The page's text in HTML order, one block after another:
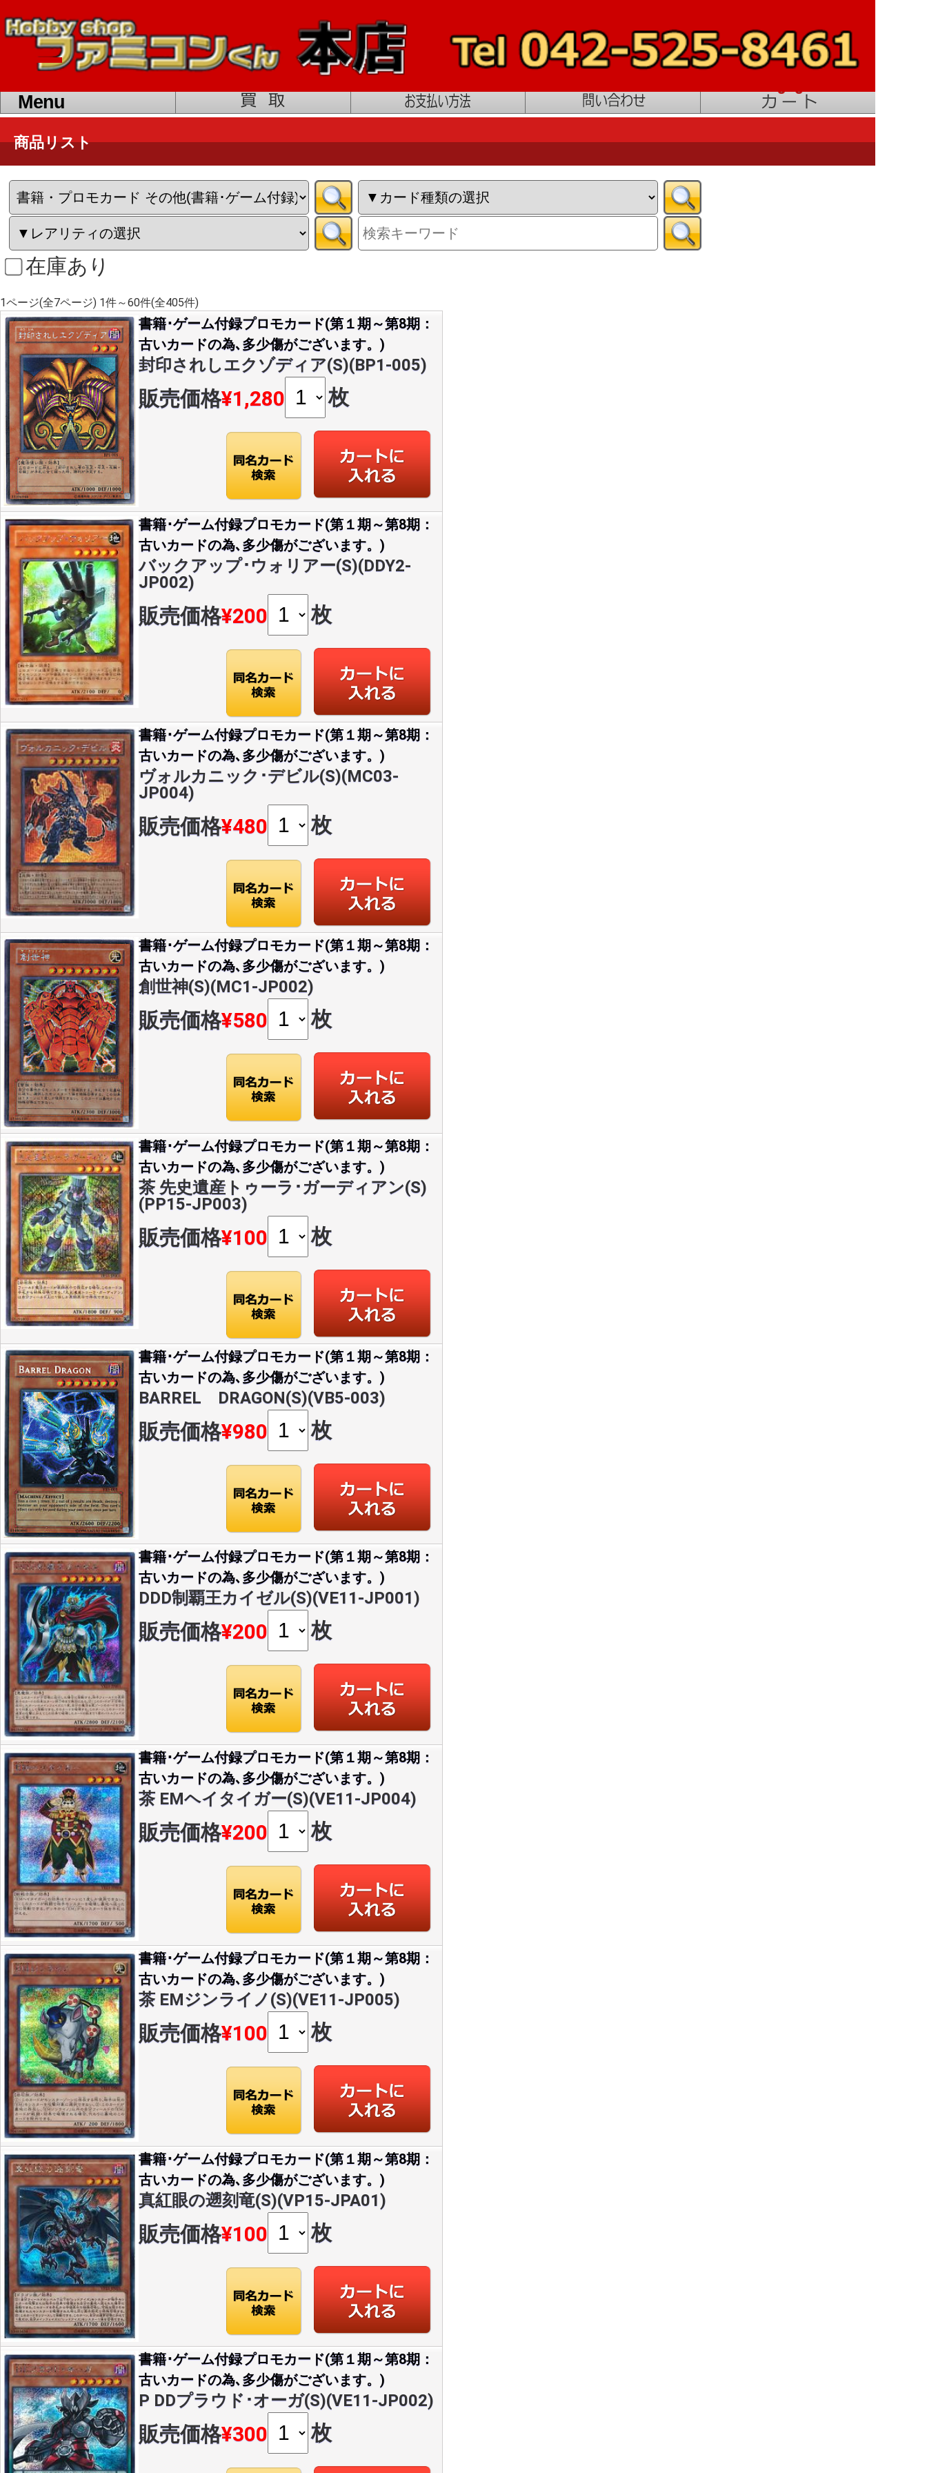
toggle
navigation
Menu
商品リスト
在庫あり
1ページ(全7ページ) 1件～60件(全405件)
書籍･ゲーム付録プロモカード(第１期～第8期：
古いカードの為､多少傷がございます。)
封印されしエクゾディア(S)(BP1-005)
販売価格¥1,280 枚
書籍･ゲーム付録プロモカード(第１期～第8期：
古いカードの為､多少傷がございます。)
バックアップ･ウォリアー(S)(DDY2-
JP002)
販売価格¥200 枚
書籍･ゲーム付録プロモカード(第１期～第8期：
古いカードの為､多少傷がございます。)
ヴォルカニック･デビル(S)(MC03-
JP004)
販売価格¥480 枚
書籍･ゲーム付録プロモカード(第１期～第8期：
古いカードの為､多少傷がございます。)
創世神(S)(MC1-JP002)
販売価格¥580 枚
書籍･ゲーム付録プロモカード(第１期～第8期：
古いカードの為､多少傷がございます。)
茶 先史遺産トゥーラ･ガーディアン(S)
(PP15-JP003)
販売価格¥100 枚
書籍･ゲーム付録プロモカード(第１期～第8期：
古いカードの為､多少傷がございます。)
BARREL DRAGON(S)(VB5-003)
販売価格¥980 枚
書籍･ゲーム付録プロモカード(第１期～第8期：
古いカードの為､多少傷がございます。)
DDD制覇王カイゼル(S)(VE11-JP001)
販売価格¥200 枚
書籍･ゲーム付録プロモカード(第１期～第8期：
古いカードの為､多少傷がございます。)
茶 EMヘイタイガー(S)(VE11-JP004)
販売価格¥200 枚
書籍･ゲーム付録プロモカード(第１期～第8期：
古いカードの為､多少傷がございます。)
茶 EMジンライノ(S)(VE11-JP005)
販売価格¥100 枚
書籍･ゲーム付録プロモカード(第１期～第8期：
古いカードの為､多少傷がございます。)
真紅眼の遡刻竜(S)(VP15-JPA01)
販売価格¥100 枚
書籍･ゲーム付録プロモカード(第１期～第8期：
古いカードの為､多少傷がございます。)
P DDプラウド･オーガ(S)(VE11-JP002)
販売価格¥300 枚